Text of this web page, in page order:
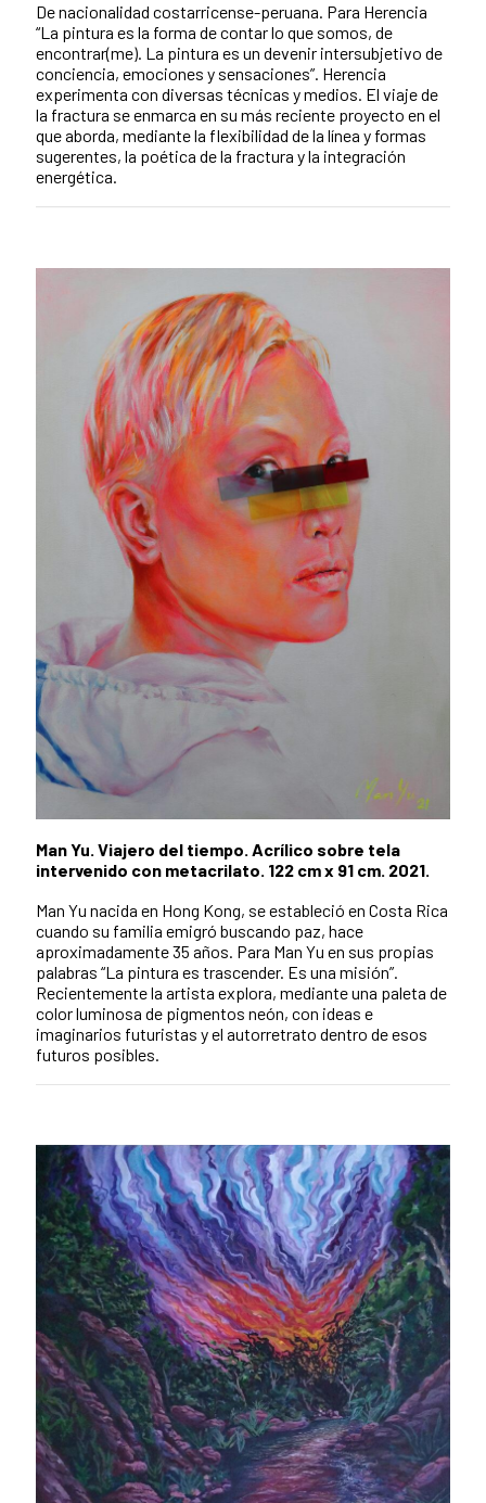
De nacionalidad costarricense-peruana. Para Herencia
“La pintura es la forma de contar lo que somos, de
encontrar(me). La pintura es un devenir intersubjetivo de
conciencia, emociones y sensaciones”. Herencia
experimenta con diversas técnicas y medios. El viaje de
la fractura se enmarca en su más reciente proyecto en el
que aborda, mediante la flexibilidad de la línea y formas
sugerentes, la poética de la fractura y la integración
energética.
Man Yu. Viajero del tiempo. Acrílico sobre tela
intervenido con metacrilato. 122 cm x 91 cm. 2021.
Man Yu nacida en Hong Kong, se estableció en Costa Rica
cuando su familia emigró buscando paz, hace
aproximadamente 35 años. Para Man Yu en sus propias
palabras “La pintura es trascender. Es una misión”.
Recientemente la artista explora, mediante una paleta de
color luminosa de pigmentos neón, con ideas e
imaginarios futuristas y el autorretrato dentro de esos
futuros posibles.